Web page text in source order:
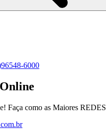
6000
Faça como as Maiores